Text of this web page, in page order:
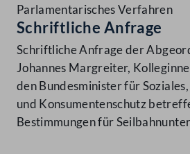
Parlamentarisches Verfahren
Schriftliche Anfrage
Schriftliche Anfrage der
Johannes Margreiter,
den Bundesminister für
und Konsumentenschutz
Bestimmungen für